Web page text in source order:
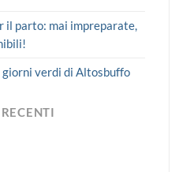
il parto: mai impreparate,
giorni verdi di Altosbuffo